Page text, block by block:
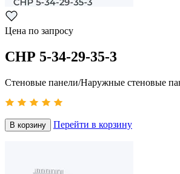
Цена по запросу
СНР 5-34-29-35-3
Стеновые панели/Наружные стеновые
В корзину Перейти в корзину